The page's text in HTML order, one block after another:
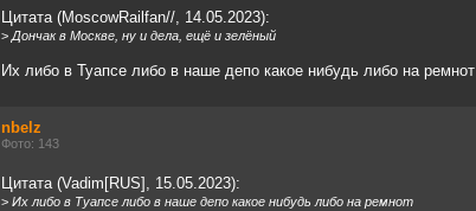
Цитата (MoscowRailfan//, 14.05.2023):
> Дончак в Москве, ну и дела, ещё и зелёный
Их либо в Туапсе либо в наше депо какое нибудь либо на ремнот
nbelz
Фото: 143
Цитата (Vadim[RUS], 15.05.2023):
> Их либо в Туапсе либо в наше депо какое нибудь либо на ремнот